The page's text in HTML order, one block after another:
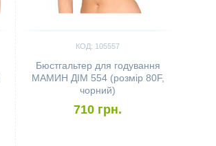
КОД: 105557
Бюстгальтер для годування
МАМИН ДІМ 554 (розмір 80F,
чорний)
710 грн.